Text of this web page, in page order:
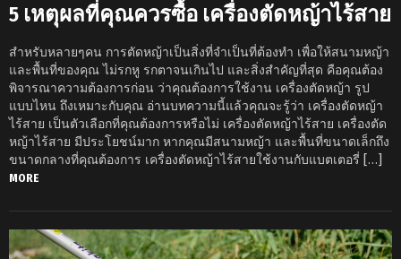
5 เหตุผลที่คุณควรซื้อ เครื่องตัดหญ้าไร้สาย
สำหรับหลายๆคน การตัดหญ้าเป็นสิ่งที่จำเป็นที่ต้องทำ เพื่อให้สนามหญ้า
และพื้นที่ของคุณ ไม่รกหู รกตาจนเกินไป และสิ่งสำคัญที่สุด คือคุณต้อง
พิจารณาความต้องการก่อน ว่าคุณต้องการใช้งาน เครื่องตัดหญ้า รูป
แบบไหน ถึงเหมาะกับคุณ อ่านบทความนี้แล้วคุณจะรู้ว่า เครื่องตัดหญ้า
ไร้สาย เป็นตัวเลือกที่คุณต้องการหรือไม่ เครื่องตัดหญ้าไร้สาย เครื่องตัด
หญ้าไร้สาย มีประโยชน์มาก หากคุณมีสนามหญ้า และพื้นที่ขนาดเล็กถึง
ขนาดกลางที่คุณต้องการ เครื่องตัดหญ้าไร้สายใช้งานกับแบตเตอรี่ […]
MORE